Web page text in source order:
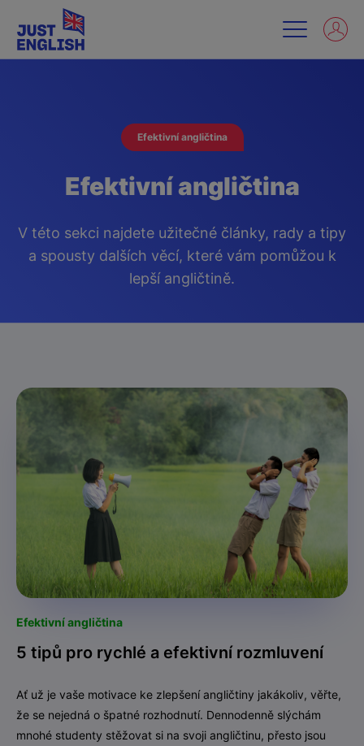
Efektivní angličtina
Efektivní angličtina
V této sekci najdete užitečné články, rady a tipy
a spousty dalších věcí, které vám pomůžou k
lepší angličtině.
Efektivní angličtina
5 tipů pro rychlé a efektivní rozmluvení
Ať už je vaše motivace ke zlepšení angličtiny jakákoliv, věřte,
že se nejedná o špatné rozhodnutí. Dennodenně slýchám
mnohé studenty stěžovat si na svoji angličtinu, přesto jsou